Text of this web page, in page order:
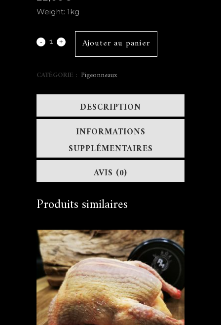
Weight: 1kg
Ajouter au panier
CATÉGORIE : Pigeonneaux
DESCRIPTION
INFORMATIONS
SUPPLÉMENTAIRES
AVIS (0)
Produits similaires